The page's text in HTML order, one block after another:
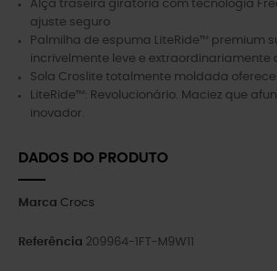
Alça traseira giratória com tecnologia
ajuste seguro
Palmilha de espuma LiteRide™ premium
incrivelmente leve e extraordinariamente
Sola Croslite totalmente moldada
LiteRide™: Revolucionário. Maciez que
inovador.
DADOS DO PRODUTO
Marca Crocs
Referência 209964-1FT-M9W11